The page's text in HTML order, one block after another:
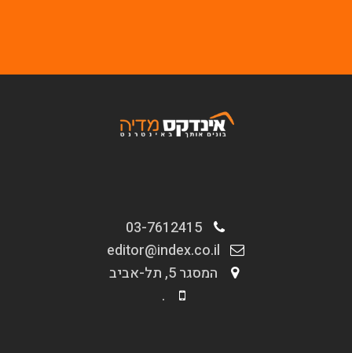
03-7612415
המסגר 5, תל-אביב
.